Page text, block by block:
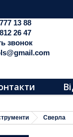
13 88
26 47
звонок
Сверла